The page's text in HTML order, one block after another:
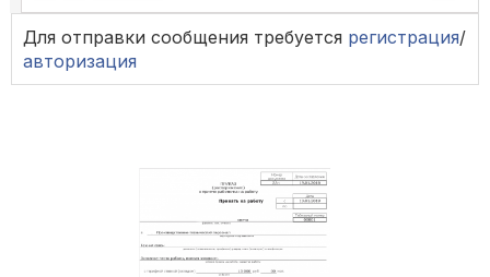
Для отправки сообщения требуется регистрация/
авторизация